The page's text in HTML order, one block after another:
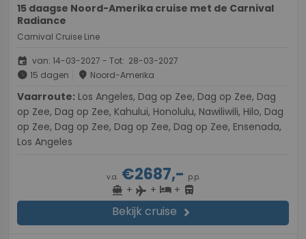
15 daagse Noord-Amerika cruise met de Carnival
Radiance
Carnival Cruise Line
event van: 14-03-2027 - Tot: 28-03-2027
schedule 15 dagen place Noord-Amerika
Vaarroute:
op Zee, Dag op Zee, Kahului, Honolulu, Nawiliwili, Hilo, Dag
op Zee, Dag op Zee, Dag op Zee, Dag op Zee, Ensenada,
Los Angeles
v.a.€2687,- p.p.
directions_boat + flight + hotel+ directions_bus
Bekijk cruise chevron_right